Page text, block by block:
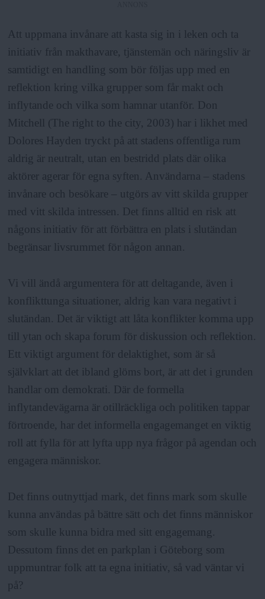
Att uppmana invånare att kasta sig in i leken och ta
initiativ från makthavare, tjänstemän och näringsliv är
samtidigt en handling som bör följas upp med en
reflektion kring vilka grupper som får makt och
inflytande och vilka som hamnar utanför. Don
Mitchell (The right to the city, 2003) har i likhet med
Dolores Hayden tryckt på att stadens offentliga rum
aldrig är neutralt, utan en bestridd plats där olika
aktörer agerar för egna syften. Användarna – stadens
invånare och besökare – utgörs av vitt skilda grupper
med vitt skilda intressen. Det finns alltid en risk att
någons initiativ för att förbättra en plats i slutändan
begränsar livsrummet för någon annan.
Vi vill ändå argumentera för att deltagande, även i
konflikttunga situationer, aldrig kan vara negativt i
slutändan. Det är viktigt att låta konflikter komma upp
till ytan och skapa forum för diskussion och reflektion.
Ett viktigt argument för delaktighet, som är så
självklart att det ibland glöms bort, är att det i grunden
handlar om demokrati. Där de formella
inflytandevägarna är otillräckliga och politiken tappar
förtroende, har det informella engagemanget en viktig
roll att fylla för att lyfta upp nya frågor på agendan och
engagera människor.
Det finns outnyttjad mark, det finns mark som skulle
kunna användas på bättre sätt och det finns människor
som skulle kunna bidra med sitt engagemang.
Dessutom finns det en parkplan i Göteborg som
uppmuntrar folk att ta egna initiativ, så vad väntar vi
på?